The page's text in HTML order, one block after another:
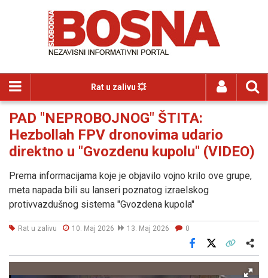
Rat u zalivu 💥
PAD "NEPROBOJNOG" ŠTITA:
Hezbollah FPV dronovima udario
direktno u "Gvozdenu kupolu" (VIDEO)
Prema informacijama koje je objavilo vojno krilo ove grupe,
meta napada bili su lanseri poznatog izraelskog
protivvazdušnog sistema "Gvozdena kupola"
Rat u zalivu 10. Maj 2026 13. Maj 2026 0
Facebook